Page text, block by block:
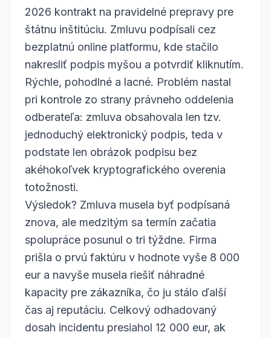
2026 kontrakt na pravidelné prepravy pre
štátnu inštitúciu. Zmluvu podpísali cez
bezplatnú online platformu, kde stačilo
nakresliť podpis myšou a potvrdiť kliknutím.
Rýchle, pohodlné a lacné. Problém nastal
pri kontrole zo strany právneho oddelenia
odberateľa: zmluva obsahovala len tzv.
jednoduchý elektronický podpis, teda v
podstate len obrázok podpisu bez
akéhokoľvek kryptografického overenia
totožnosti.
Výsledok? Zmluva musela byť podpísaná
znova, ale medzitým sa termín začatia
spolupráce posunul o tri týždne. Firma
prišla o prvú faktúru v hodnote vyše 8 000
eur a navyše musela riešiť náhradné
kapacity pre zákazníka, čo ju stálo ďalší
čas aj reputáciu. Celkový odhadovaný
dosah incidentu presiahol 12 000 eur, ak